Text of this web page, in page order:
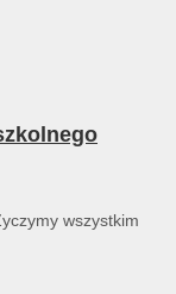
wszystkim